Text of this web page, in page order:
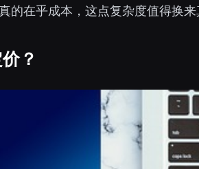
的在乎成本，这点复杂度值得换
？